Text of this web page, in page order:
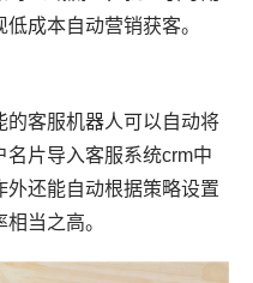
成本自动营销获客。
的客服机器人可以自动将
片导入客服系统crm中
还能自动根据策略设置
当之高。